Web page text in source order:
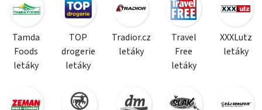
Tamda
Foods
letáky
TOP
drogerie
letáky
Tradior.cz
letáky
Travel
Free
letáky
XXXLutz
letáky